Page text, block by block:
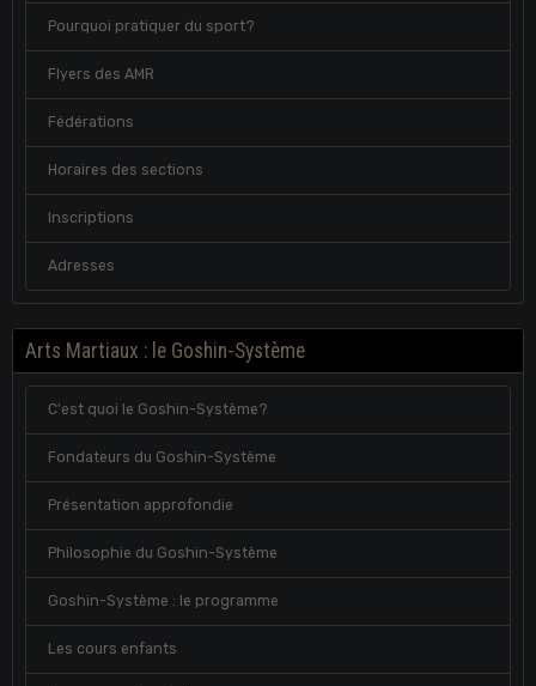
Pourquoi pratiquer du sport?
Flyers des AMR
Fédérations
Horaires des sections
Inscriptions
Adresses
Arts Martiaux : le Goshin-Système
C'est quoi le Goshin-Système?
Fondateurs du Goshin-Système
Présentation approfondie
Philosophie du Goshin-Système
Goshin-Système : le programme
Les cours enfants